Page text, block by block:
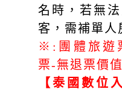
名時，若無
客，需補單人
※:團體旅遊
票-無退票價值
【泰國數位